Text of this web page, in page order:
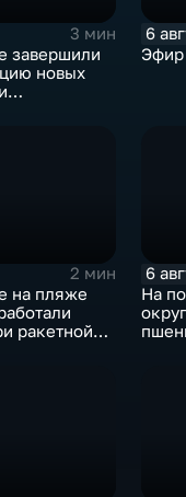
3 мин
завершили
новых
6
Эфир
2 мин
на пляже
ракетной
6
На